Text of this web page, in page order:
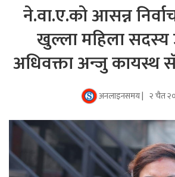
ने.वा.ए.को आसन्न
खुल्ला महिला सदस्य
अधिवक्ता अन्जु कायस्थ
अनलाइनसमय | २ चैत